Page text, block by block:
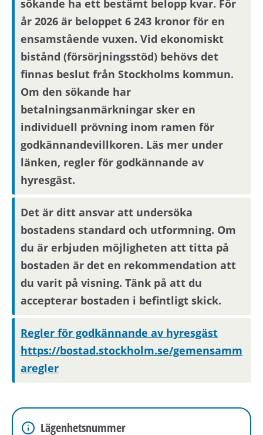
Boendereferenser
Om du blir aktuell för bostaden behöver du
kontakta din nuvarande hyresvärd och
godkänna att denne lämnar ut
boendereferenser om dig till den nya
hyresvärden.
sökande ha ett bestämt belopp kvar. För
år 2026 är beloppet 6 243 kronor för en
ensamstående vuxen. Vid ekonomiskt
bistånd (försörjningsstöd) behövs det
finnas beslut från Stockholms kommun.
Om den sökande har
betalningsanmärkningar sker en
individuell prövning inom ramen för
godkännandevillkoren. Läs mer under
länken, regler för godkännande av
hyresgäst.
Det är ditt ansvar att undersöka
bostadens standard och utformning. Om
du är erbjuden möjligheten att titta på
bostaden är det en rekommendation att
du varit på visning. Tänk på att du
accepterar bostaden i befintligt skick.
Regler för godkännande av hyresgäst
https://bostad.stockholm.se/gemensamm
aregler
Lägenhetsnummer